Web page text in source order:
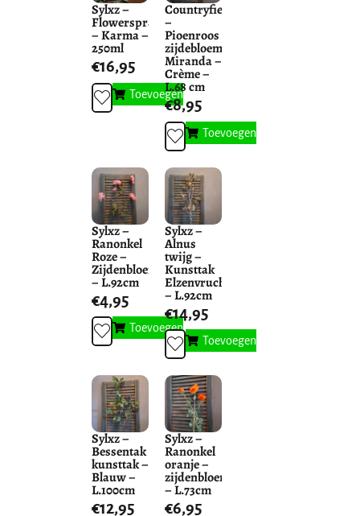
Sylxz –
Flowerspray
– Karma –
250ml
€16,95
Toevoegen
Countryfield
–
Pioenroos
zijdebloem
Miranda –
Crème –
L.68 cm
€8,95
Toevoegen
Sylxz –
Ranonkel
Roze –
Zijdenbloem
– L.92cm
€4,95
Toevoegen
Sylxz –
Alnus
twijg –
Kunsttak
Elzenvruchten
– L.92cm
€14,95
Toevoegen
Sylxz –
Bessentak
kunsttak –
Blauw –
L.100cm
€12,95
Sylxz –
Ranonkel
oranje –
zijdenbloem
– L.73cm
€6,95